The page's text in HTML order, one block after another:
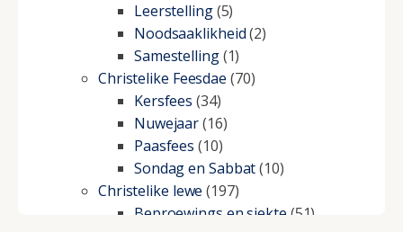
Leerstelling(5)
Noodsaaklikheid(2)
Samestelling(1)
Christelike Feesdae (70)
Kersfees (34)
Nuwejaar(16)
Paasfees (10)
Sondag en Sabbat(10)
Christelike lewe (197)
Beproewings en siekte (51)